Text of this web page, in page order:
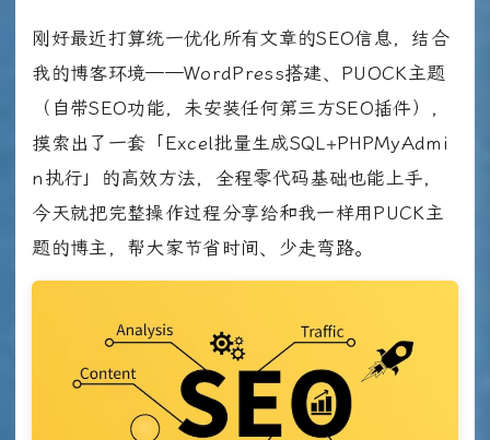
刚好最近打算统一优化所有文章的SEO信息，结合
我的博客环境——WordPress搭建、PUOCK主题
（自带SEO功能，未安装任何第三方SEO插件），
摸索出了一套「Excel批量生成SQL+PHPMyAdmi
n执行」的高效方法，全程零代码基础也能上手，
今天就把完整操作过程分享给和我一样用PUCK主
题的博主，帮大家节省时间、少走弯路。